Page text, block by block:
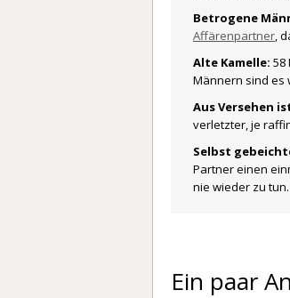
Betrogene
Affärenpartner ,
Alte Kamelle: 58
Männern sind es
Aus Versehen
verletzter, je
Selbst
Partner einen
nie wieder zu tun.
Ein paar